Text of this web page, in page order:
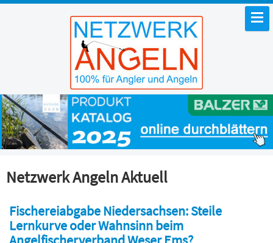
Netzwerk Angeln Aktuell
Fischereiabgabe Niedersachsen: Steile
Lernkurve oder Wahnsinn beim